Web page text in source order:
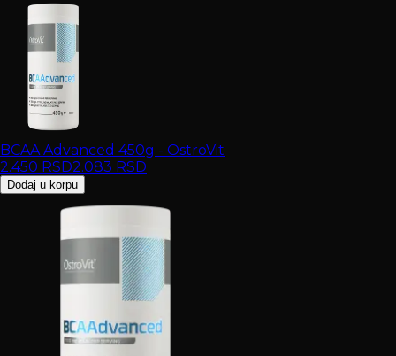
BCAA Advanced 450g - OstroVit
2.450 RSD2.083 RSD
Dodaj u korpu